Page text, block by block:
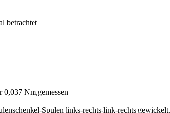
betrachtet
0,037 Nm,gemessen
Spulen links-rechts-link-rechts gewickelt.